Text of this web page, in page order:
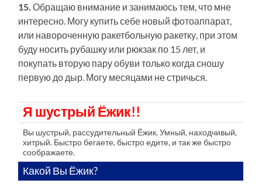
15. Обращаю внимание и занимаюсь тем, что мне
интересно. Могу купить себе новый фотоаппарат,
или навороченную ракетбольную ракетку, при этом
буду носить рубашку или рюкзак по 15 лет, и
покупать вторую пару обуви только когда сношу
первую до дыр. Могу месяцами не стричься.
Я шустрый Ёжик!!
Вы шустрый, рассудительный Ёжик. Умный, находчивый,
хитрый. Быстро бегаете, быстро едите, и так же быстро
соображаете.
Какой Вы Ёжик?